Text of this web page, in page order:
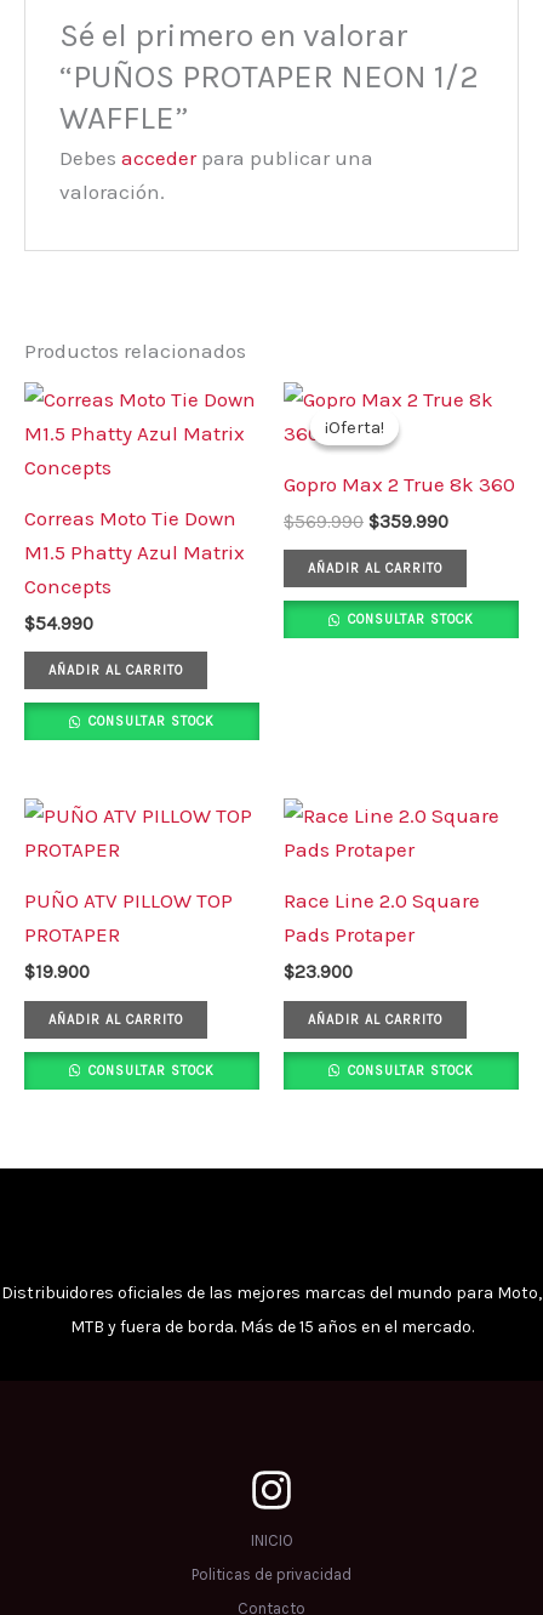
Sé el primero en valorar
“PUÑOS PROTAPER NEON 1/2
WAFFLE”
Debesaccederpara publicar una
valoración.
Productos relacionados
Correas Moto Tie Down
M1.5 Phatty Azul Matrix
Concepts
$54.990
AÑADIR AL CARRITO
CONSULTAR STOCK
¡Oferta!
¡Oferta!
Gopro Max 2 True 8k 360
$569.990
El
original
$569.990.
$359.990
El
$359.990.
AÑADIR AL CARRITO
CONSULTAR STOCK
PUÑO ATV PILLOW TOP
PROTAPER
$19.900
AÑADIR AL CARRITO
CONSULTAR STOCK
Race Line 2.0 Square
Pads Protaper
$23.900
AÑADIR AL CARRITO
CONSULTAR STOCK
Distribuidores oficiales de las mejores marcas del mundo para Moto,
MTB y fuera de borda. Más de 15 años en el mercado.
INICIO
Politicas de privacidad
Contacto